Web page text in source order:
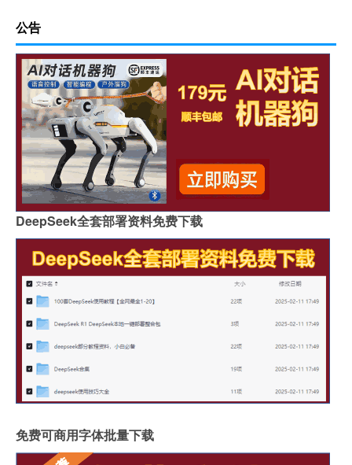
公告
DeepSeek全套部署资料免费下载
免费可商用字体批量下载